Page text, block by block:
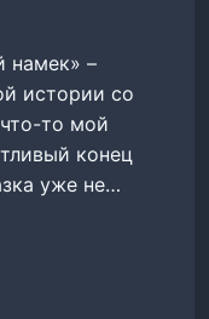
намек» –
истории со
то мой
конец
уже не…